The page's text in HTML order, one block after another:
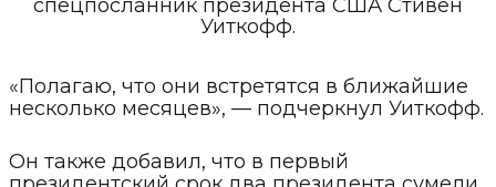
спецпосланник президента США Стивен
Уиткофф.
«Полагаю, что они встретятся в ближайшие
несколько месяцев», — подчеркнул Уиткофф.
Он также добавил, что в первый